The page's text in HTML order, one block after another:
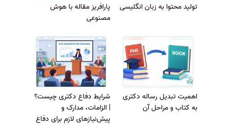
تولید محتوا به زبان انگلیسی
پارافریز مقاله با هوش
مصنوعی
اهمیت تبدیل رساله دکتری
به کتاب و مراحل آن
شرایط دفاع دکتری چیست؟
| الزامات، مدارک و
پیش‌نیازهای لازم برای دفاع